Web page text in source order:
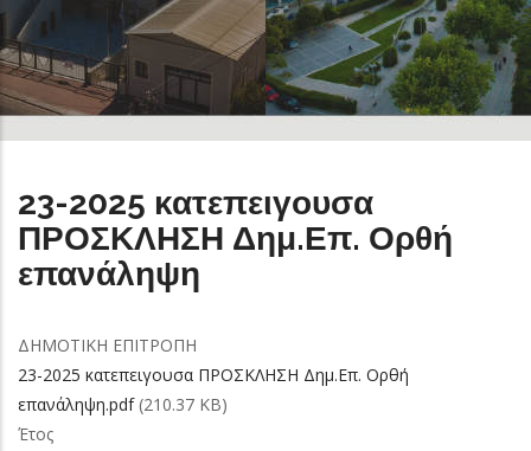
23-2025 κατεπειγουσα
ΠΡΟΣΚΛΗΣΗ Δημ.Επ. Ορθή
επανάληψη
ΔΗΜΟΤΙΚΗ ΕΠΙΤΡΟΠΗ
23-2025 κατεπειγουσα ΠΡΟΣΚΛΗΣΗ Δημ.Επ. Ορθή
επανάληψη.pdf (210.37 KB)
Έτος